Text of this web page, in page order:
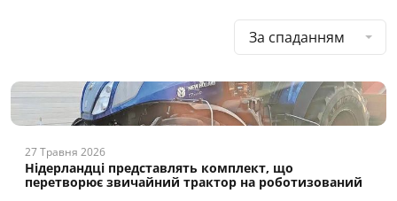
За спаданням
27 Травня 2026
Нідерландці представлять комплект, що
перетворює звичайний трактор на роботизований